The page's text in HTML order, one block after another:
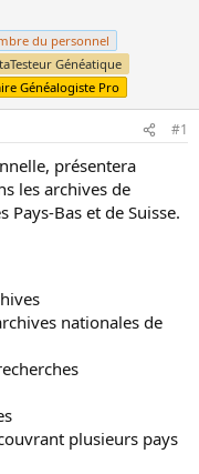
du personnel
Généatique
Généalogiste Pro
#1
présentera
les archives de
Bas et de Suisse.
nationales de
plusieurs pays